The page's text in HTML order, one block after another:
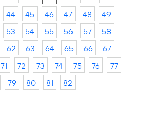
44 45 46 47 48
49
53 54 55 56 57
58
62 63 64 65 66
67
71 72 73 74 75 76
77
79 80 81 82